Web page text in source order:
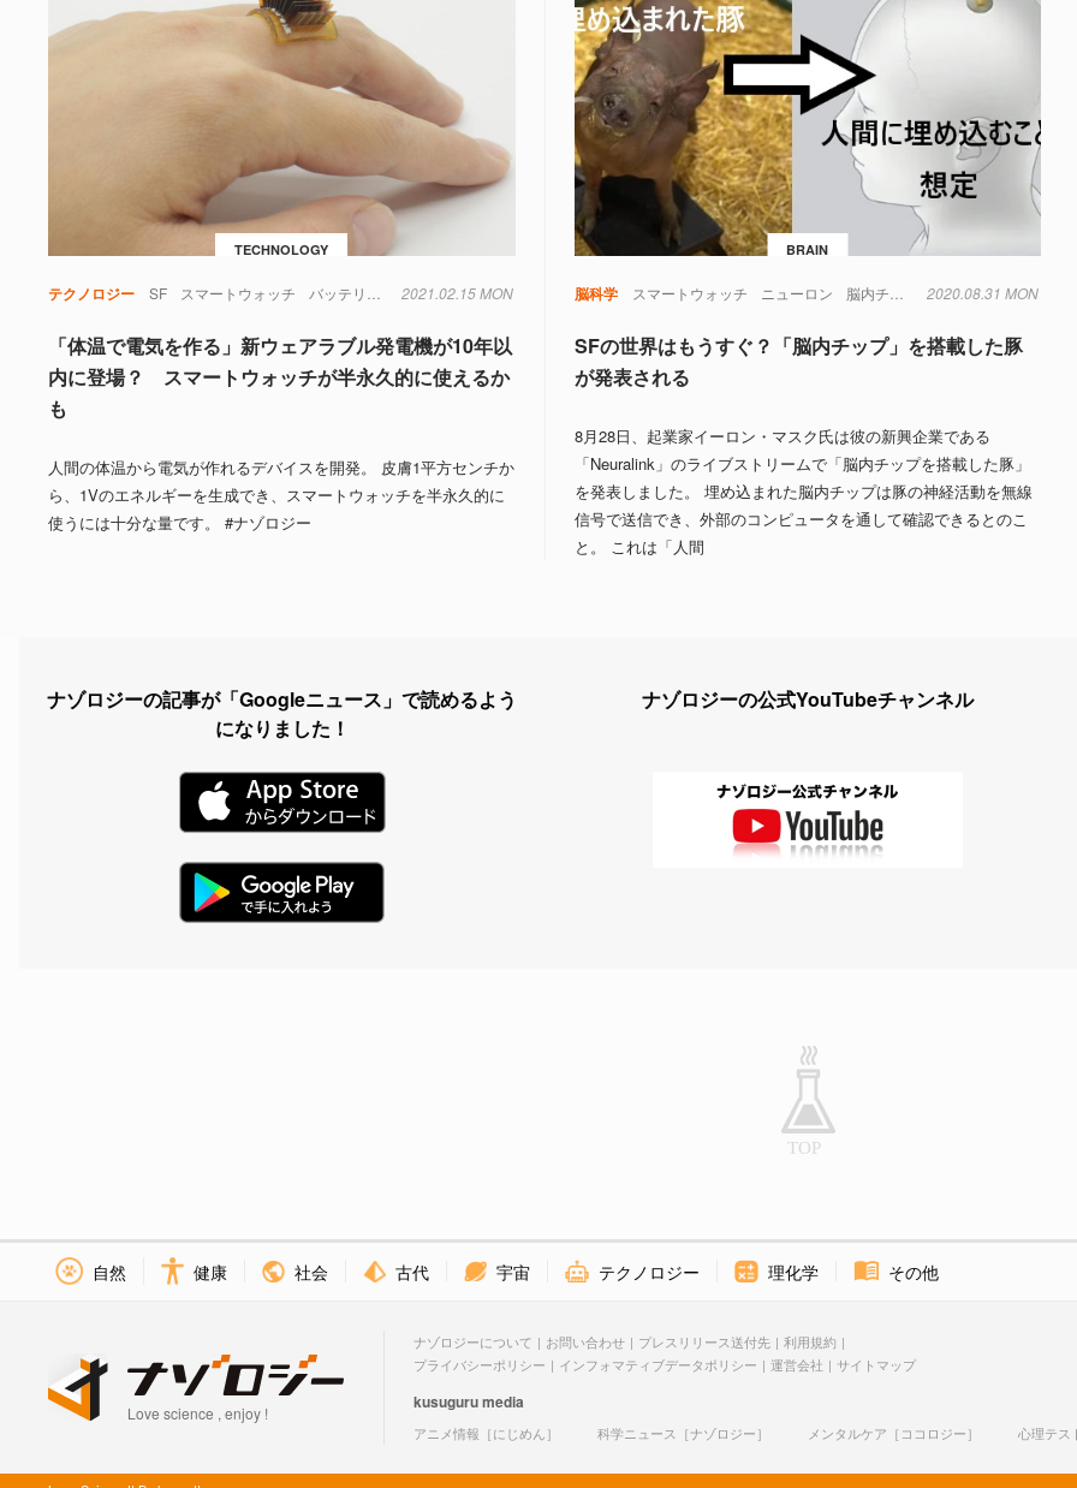
TECHNOLOGY
テクノロジー SF スマートウォッチ バッテリー 電池
2021.02.15 MON
「体温で電気を作る」新ウェアラブル発電機が10年以
内に登場？ スマートウォッチが半永久的に使えるか
も
人間の体温から電気が作れるデバイスを開発。 皮膚1平方センチか
ら、1Vのエネルギーを生成でき、スマートウォッチを半永久的に
使うには十分な量です。 #ナゾロジー
BRAIN
脳科学 スマートウォッチ ニューロン 脳内チップ 2020.08.31 MON
SFの世界はもうすぐ？「脳内チップ」を搭載した豚
が発表される
8月28日、起業家イーロン・マスク氏は彼の新興企業である
「Neuralink」のライブストリームで「脳内チップを搭載した豚」
を発表しました。 埋め込まれた脳内チップは豚の神経活動を無線
信号で送信でき、外部のコンピュータを通して確認できるとのこ
と。 これは「人間
ナゾロジーの記事が「Googleニュース」で読めるよう
になりました！
ナゾロジーの公式YouTubeチャンネル
自然 健康 社会 古代 宇宙 テクノロジー 理化学 その他
Love science , enjoy !
ナゾロジーについて お問い合わせ プレスリリース送付先
利用規約
プライバシーポリシー
インフォマティブデータポリシー 運営会社 サイトマップ
kusugurumedia
アニメ情報［にじめん］ 科学ニュース［ナゾロジー］ メンタルケア［ココロジー］ 心理テス